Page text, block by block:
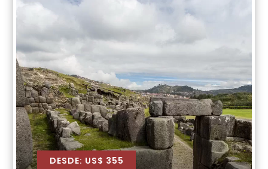
DESDE: US$ 355